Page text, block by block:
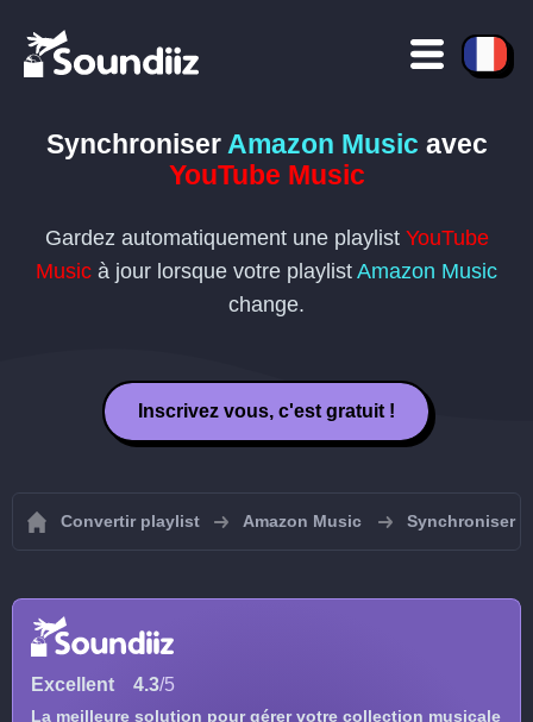
Synchroniser Amazon Music avec
YouTube Music
Gardez automatiquement une playlist YouTube
Music à jour lorsque votre playlist Amazon Music
change.
Inscrivez vous, c'est gratuit !
Convertir playlist Amazon Music Synchroniser
Excellent 4.3/5
La meilleure solution pour gérer votre collection musicale